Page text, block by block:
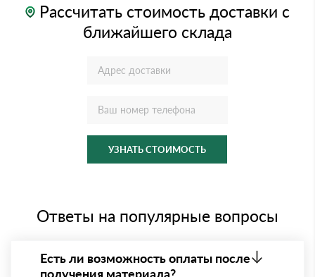
Рассчитать стоимость доставки с
ближайшего склада
УЗНАТЬ СТОИМОСТЬ
Ответы на популярные вопросы
Есть ли возможность оплаты после
получения материала?